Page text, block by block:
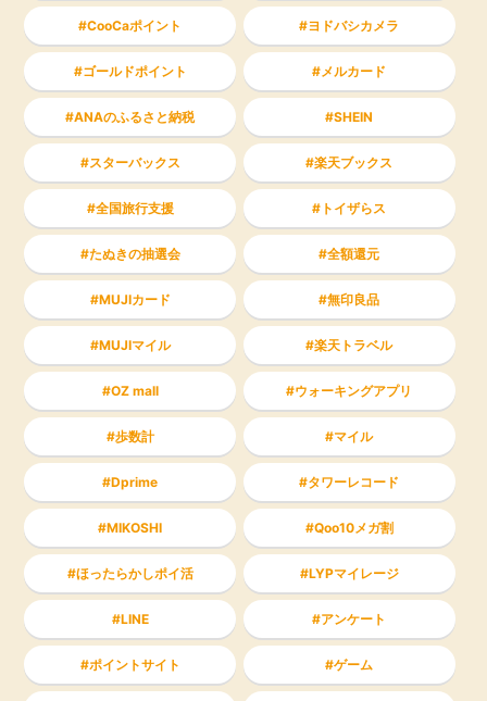
CooCaポイント ヨドバシカメラ
ゴールドポイント メルカード
ANAのふるさと納税 SHEIN
スターバックス 楽天ブックス
全国旅行支援 トイザらス
たぬきの抽選会 全額還元
MUJIカード 無印良品
MUJIマイル 楽天トラベル
OZ mall ウォーキングアプリ
歩数計 マイル
Dprime タワーレコード
MIKOSHI Qoo10メガ割
ほったらかしポイ活 LYPマイレージ
LINE アンケート
ポイントサイト ゲーム